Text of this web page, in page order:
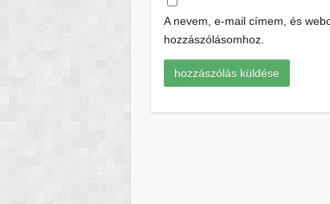
A nevem, e-mail címem, és
hozzászólásomhoz.